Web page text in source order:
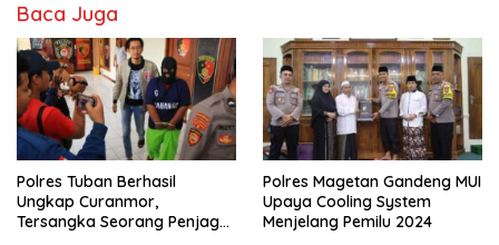
Baca Juga
Polres Tuban Berhasil
Ungkap Curanmor,
Tersangka Seorang Penjaga
Polres Magetan Gandeng MUI
Upaya Cooling System
Menjelang Pemilu 2024